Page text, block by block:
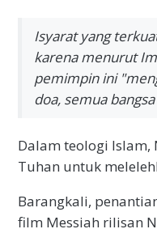
Isyarat yang
karena menurut
pemimpin ini
doa, semua
Dalam teologi Islam,
Tuhan untuk
Barangkali,
film Messiah rilisan